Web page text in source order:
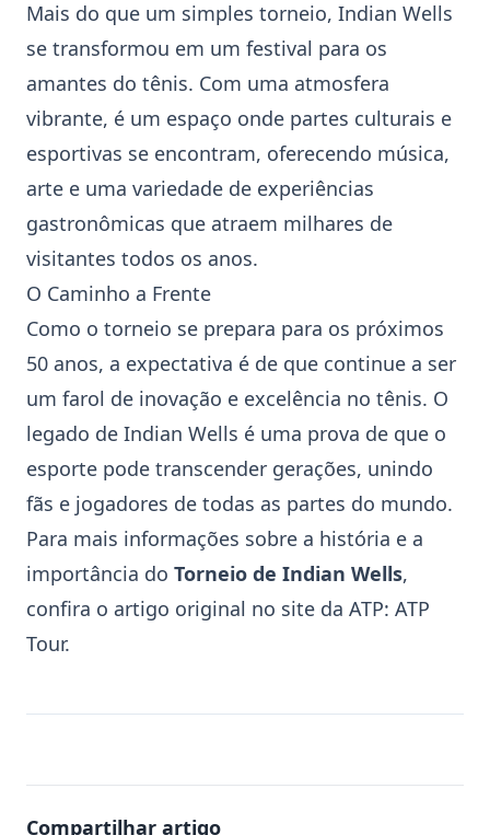
Mais do que um simples torneio, Indian Wells
se transformou em um festival para os
amantes do tênis. Com uma atmosfera
vibrante, é um espaço onde partes culturais e
esportivas se encontram, oferecendo música,
arte e uma variedade de experiências
gastronômicas que atraem milhares de
visitantes todos os anos.
O Caminho a Frente
Como o torneio se prepara para os próximos
50 anos, a expectativa é de que continue a ser
um farol de inovação e excelência no tênis. O
legado de Indian Wells é uma prova de que o
esporte pode transcender gerações, unindo
fãs e jogadores de todas as partes do mundo.
Para mais informações sobre a história e a
importância do Torneio de Indian Wells,
confira o artigo original no site da ATP: ATP
Tour.
Compartilhar artigo